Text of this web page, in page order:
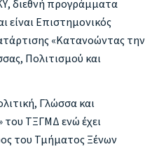
διεθνή προγράμματα
είναι Επιστημονικός
«Κατανοώντας την
Πολιτισμού και
Γλώσσα και
του ΤΞΓΜΔ ενώ έχει
του Τμήματος Ξένων